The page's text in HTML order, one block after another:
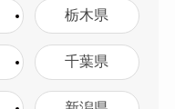
栃木県
千葉県